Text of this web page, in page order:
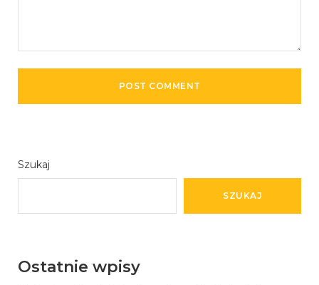
Szukaj
SZUKAJ
Ostatnie wpisy